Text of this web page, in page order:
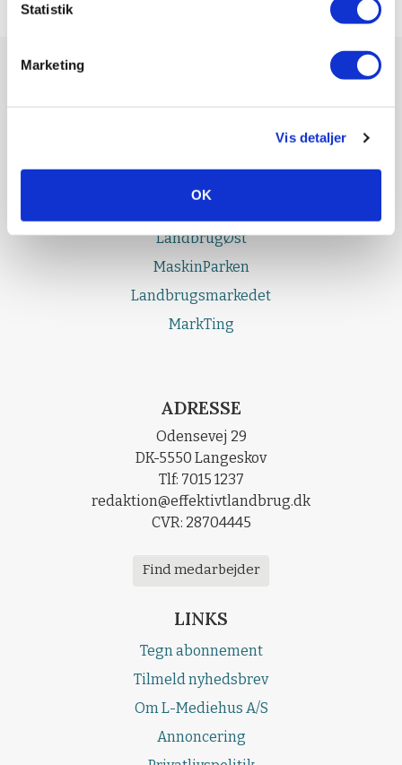
Statistik
Marketing
Vis detaljer
OK
LandbrugØst
MaskinParken
Landbrugsmarkedet
MarkTing
ADRESSE
Odensevej 29
DK-5550 Langeskov
Tlf: 7015 1237
redaktion@effektivtlandbrug.dk
CVR: 28704445
Find medarbejder
LINKS
Tegn abonnement
Tilmeld nyhedsbrev
Om L-Mediehus A/S
Annoncering